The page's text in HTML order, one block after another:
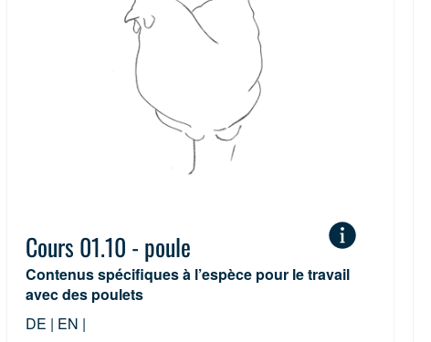
Afficher tous
Chauvesouris
(1)
Cours 01.10 - poule
Contenus spécifiques à l’espèce pour le travail
avec des poulets
DE | EN |